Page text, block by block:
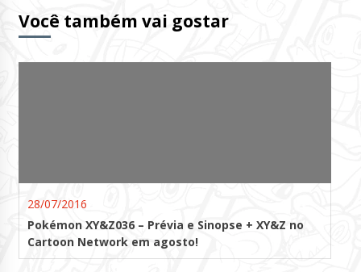
Você também vai gostar
28/07/2016
Pokémon XY&Z036 – Prévia e Sinopse + XY&Z no
Cartoon Network em agosto!